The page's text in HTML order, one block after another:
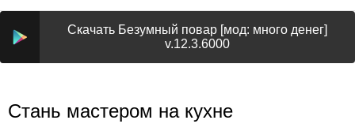
Скачать Безумный повар [мод: много денег]
v.12.3.6000
Стань мастером на кухне